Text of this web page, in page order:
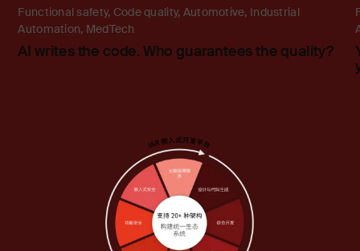
Functional safety, Code quality, Automotive, Industrial
Automation, MedTech
AI writes the code. Who guarantees the quality?